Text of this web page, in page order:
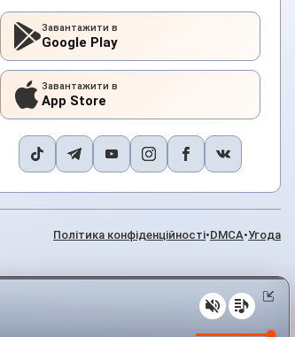
Завантажити в
Google Play
Завантажити в
App Store
Політика конфіденційності•DMCA•Угода